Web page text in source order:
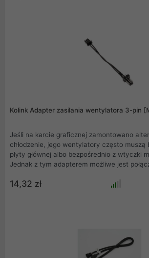
Kolink Adapter zasilania wentylatora 3-pin
Jeśli na karcie graficznej zamontowano
chłodzenie, jego wentylatory często muszą
płyty głównej albo bezpośrednio z wtyczki
Jednak z tym adapterem możliwe jest
bezpośrednio do karty graficznej. W tym
pinowe złącze wentylatora VGA jest
konwencjonalnego 3-pinowego złącza.
14,32 zł